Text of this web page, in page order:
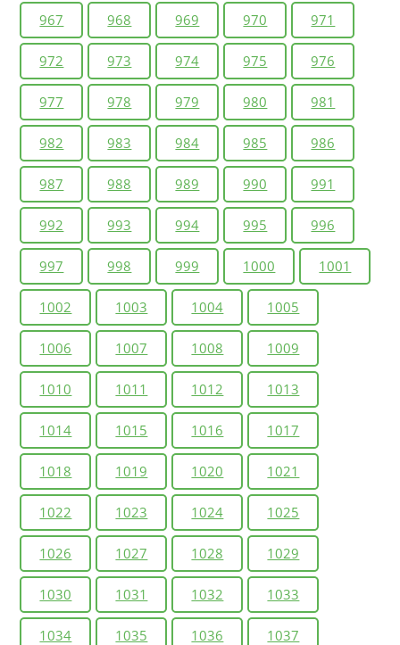
967 968 969 970 971
972 973 974 975 976
977 978 979 980 981
982 983 984 985 986
987 988 989 990 991
992 993 994 995 996
997 998 999 1000 1001
1002 1003 1004 1005
1006 1007 1008 1009
1010 1011 1012 1013
1014 1015 1016 1017
1018 1019 1020 1021
1022 1023 1024 1025
1026 1027 1028 1029
1030 1031 1032 1033
1034 1035 1036 1037